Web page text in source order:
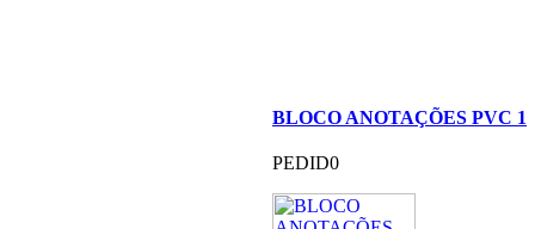
BLOCO ANOTAÇÕES PVC 1
PEDID0